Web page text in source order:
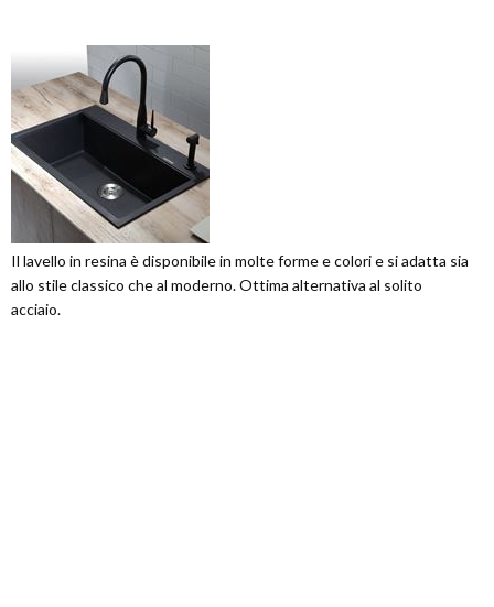
Il lavello in resina è disponibile in molte forme e colori e si adatta sia
allo stile classico che al moderno. Ottima alternativa al solito
acciaio.